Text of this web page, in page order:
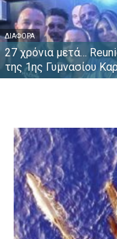
ΔΙΆΦΟΡΑ
27 χρόνια μετά…
της 1ης Γυμνασίου